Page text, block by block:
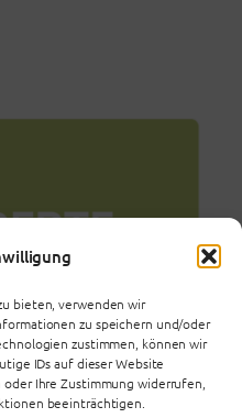
bieten, verwenden wir
zu speichern und/oder
zustimmen, können wir
IDs auf dieser Website
Ihre Zustimmung widerrufen,
beeinträchtigen.